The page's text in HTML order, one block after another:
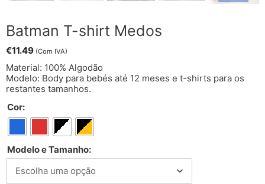
Batman T-shirt Medos
€11.49 (Com IVA)
Material: 100% Algodão
Modelo: Body para bebés até 12 meses e t-shirts para os
restantes tamanhos.
Cor:
Modelo e Tamanho: